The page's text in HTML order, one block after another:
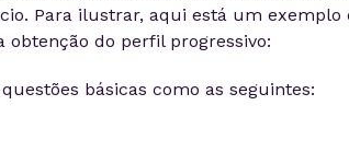
Para ilustrar, aqui está um exemplo
do perfil progressivo:
básicas como as seguintes: